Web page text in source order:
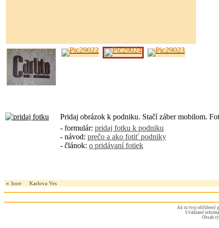
Pridaj obrázok k podniku. Stačí záber mobilom.
- formulár: pridaj fotku k podniku
- návod: prečo a ako fotiť podniky
- článok: o pridávaní fotiek
hore Karlova Ves
Ak tu tvoj obľúbený
Uvádzané
Obsah